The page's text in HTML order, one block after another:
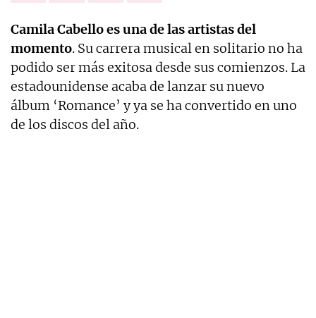
Camila Cabello es una de las artistas del
momento. Su carrera musical en solitario no ha
podido ser más exitosa desde sus comienzos. La
estadounidense acaba de lanzar su nuevo
álbum ‘Romance’ y ya se ha convertido en uno
de los discos del año.